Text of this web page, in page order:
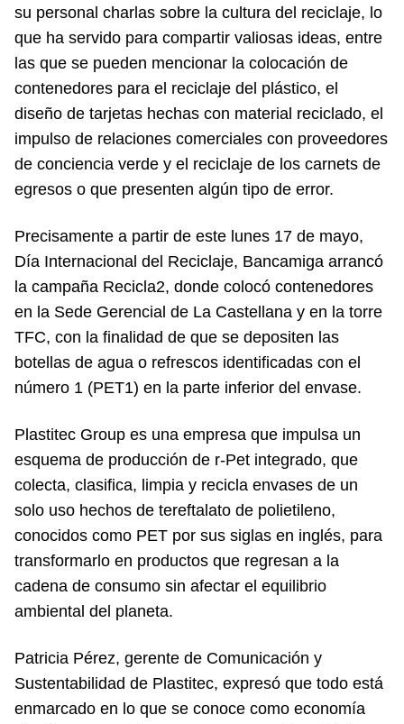
su personal charlas sobre la cultura del reciclaje, lo
que ha servido para compartir valiosas ideas, entre
las que se pueden mencionar la colocación de
contenedores para el reciclaje del plástico, el
diseño de tarjetas hechas con material reciclado, el
impulso de relaciones comerciales con proveedores
de conciencia verde y el reciclaje de los carnets de
egresos o que presenten algún tipo de error.
Precisamente a partir de este lunes 17 de mayo,
Día Internacional del Reciclaje, Bancamiga arrancó
la campaña Recicla2, donde colocó contenedores
en la Sede Gerencial de La Castellana y en la torre
TFC, con la finalidad de que se depositen las
botellas de agua o refrescos identificadas con el
número 1 (PET1) en la parte inferior del envase.
Plastitec Group es una empresa que impulsa un
esquema de producción de r-Pet integrado, que
colecta, clasifica, limpia y recicla envases de un
solo uso hechos de tereftalato de polietileno,
conocidos como PET por sus siglas en inglés, para
transformarlo en productos que regresan a la
cadena de consumo sin afectar el equilibrio
ambiental del planeta.
Patricia Pérez, gerente de Comunicación y
Sustentabilidad de Plastitec, expresó que todo está
enmarcado en lo que se conoce como economía